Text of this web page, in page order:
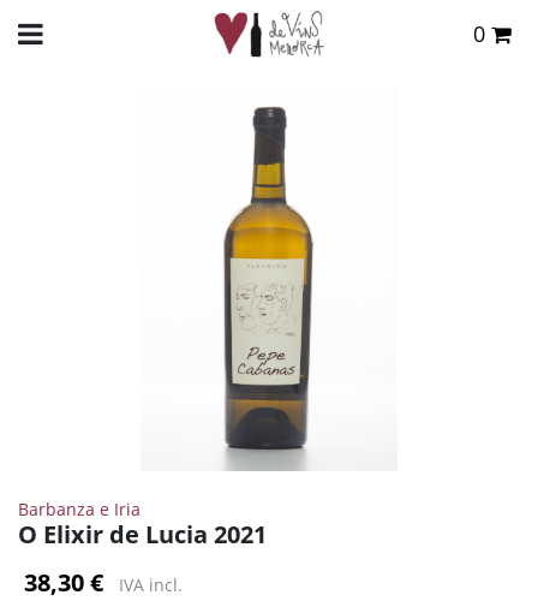
0
VER CESTA
Barbanza e Iria
O Elixir de Lucia 2021
38,30 €
IVA incl.